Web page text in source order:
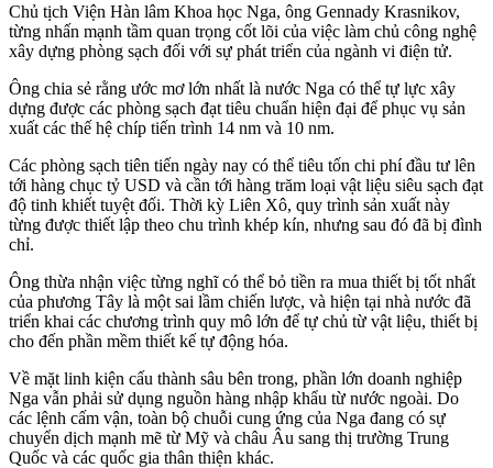
Chủ tịch Viện Hàn lâm Khoa học Nga, ông Gennady Krasnikov,
từng nhấn mạnh tầm quan trọng cốt lõi của việc làm chủ công nghệ
xây dựng phòng sạch đối với sự phát triển của ngành vi điện tử.
Ông chia sẻ rằng ước mơ lớn nhất là nước Nga có thể tự lực xây
dựng được các phòng sạch đạt tiêu chuẩn hiện đại để phục vụ sản
xuất các thế hệ chíp tiến trình 14 nm và 10 nm.
Các phòng sạch tiên tiến ngày nay có thể tiêu tốn chi phí đầu tư lên
tới hàng chục tỷ USD và cần tới hàng trăm loại vật liệu siêu sạch đạt
độ tinh khiết tuyệt đối. Thời kỳ Liên Xô, quy trình sản xuất này
từng được thiết lập theo chu trình khép kín, nhưng sau đó đã bị đình
chỉ.
Ông thừa nhận việc từng nghĩ có thể bỏ tiền ra mua thiết bị tốt nhất
của phương Tây là một sai lầm chiến lược, và hiện tại nhà nước đã
triển khai các chương trình quy mô lớn để tự chủ từ vật liệu, thiết bị
cho đến phần mềm thiết kế tự động hóa.
Về mặt linh kiện cấu thành sâu bên trong, phần lớn doanh nghiệp
Nga vẫn phải sử dụng nguồn hàng nhập khẩu từ nước ngoài. Do
các lệnh cấm vận, toàn bộ chuỗi cung ứng của Nga đang có sự
chuyển dịch mạnh mẽ từ Mỹ và châu Âu sang thị trường Trung
Quốc và các quốc gia thân thiện khác.